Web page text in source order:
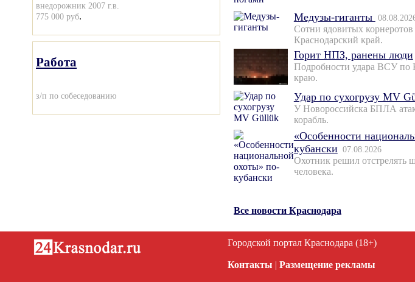
внедорожник 2007 г.в.
775 000 руб.
Работа
з/п по собеседованию
Медузы-гиганты
Сотни ядовитых корнеротов
Краснодарский край.
Горит НПЗ, ранены люди
Подробности удара ВСУ по
краю.
Удар по сухогрузу MV
У Новороссийска БПЛА
корабль.
«Особенности
кубански 07.08.2026
Охотник решил отстрелять
человека.
Все новости Краснодара
Городской портал Краснодара (18+)
Контакты | Размещение рекламы